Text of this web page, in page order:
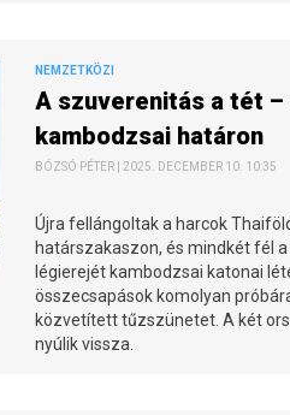
NEMZETKÖZI
A szuverenitás a tét
kambodzsai határon
BÓZSÓ PÉTER | 2025. DECEMBER 10. 10:35
Újra fellángoltak a harcok
határszakaszon, és mindkét fél
légierejét kambodzsai katonai
összecsapások komolyan
közvetített tűzszünetet. A két
nyúlik vissza.